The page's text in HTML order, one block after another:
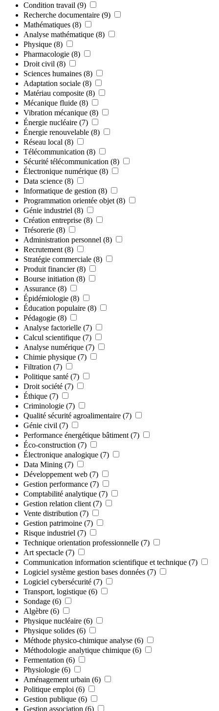
Condition travail (9)
Recherche documentaire (9)
Mathématiques (8)
Analyse mathématique (8)
Physique (8)
Pharmacologie (8)
Droit civil (8)
Sciences humaines (8)
Adaptation sociale (8)
Matériau composite (8)
Mécanique fluide (8)
Vibration mécanique (8)
Énergie nucléaire (7)
Énergie renouvelable (8)
Réseau local (8)
Télécommunication (8)
Sécurité télécommunication (8)
Électronique numérique (8)
Data science (8)
Informatique de gestion (8)
Programmation orientée objet (8)
Génie industriel (8)
Création entreprise (8)
Trésorerie (8)
Administration personnel (8)
Recrutement (8)
Stratégie commerciale (8)
Produit financier (8)
Bourse initiation (8)
Assurance (8)
Épidémiologie (8)
Éducation populaire (8)
Pédagogie (8)
Analyse factorielle (7)
Calcul scientifique (7)
Analyse numérique (7)
Chimie physique (7)
Filtration (7)
Politique santé (7)
Droit société (7)
Éthique (7)
Criminologie (7)
Qualité sécurité agroalimentaire (7)
Génie civil (7)
Performance énergétique bâtiment (7)
Éco-construction (7)
Électronique analogique (7)
Data Mining (7)
Développement web (7)
Gestion performance (7)
Comptabilité analytique (7)
Gestion relation client (7)
Vente distribution (7)
Gestion patrimoine (7)
Risque industriel (7)
Technique orientation professionnelle (7)
Art spectacle (7)
Communication information scientifique et technique (7)
Logiciel système gestion bases données (7)
Logiciel cybersécurité (7)
Transport, logistique (6)
Sondage (6)
Algèbre (6)
Physique nucléaire (6)
Physique solides (6)
Méthode physico-chimique analyse (6)
Méthodologie analytique chimique (6)
Fermentation (6)
Physiologie (6)
Aménagement urbain (6)
Politique emploi (6)
Gestion publique (6)
Gestion association (6)